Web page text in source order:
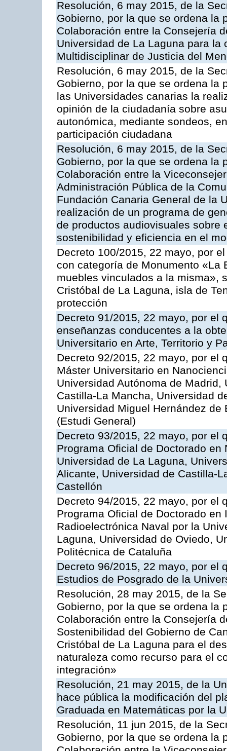
Resolución, 6 may 2015, de la
Gobierno, por la que se ordena la
Colaboración entre la Consejería
Universidad de La Laguna para
Multidisciplinar de Justicia del
Resolución, 6 may 2015, de la
Gobierno, por la que se ordena la
las Universidades canarias la
opinión de la ciudadanía sobre
autonómica, mediante sondeos,
participación ciudadana
Resolución, 6 may 2015, de la
Gobierno, por la que se ordena la
Colaboración entre la
Administración Pública de la
Fundación Canaria General de la
realización de un programa de
de productos audiovisuales sobre
sostenibilidad y eficiencia en el
Decreto 100/2015, 22 mayo, por
con categoría de Monumento «La
muebles vinculados a la misma»,
Cristóbal de La Laguna, isla de
protección
Decreto 91/2015, 22 mayo, por el
enseñanzas conducentes a la
Universitario en Arte, Territorio y
Decreto 92/2015, 22 mayo, por el
Máster Universitario en
Universidad Autónoma de
Castilla-La Mancha, Universidad
Universidad Miguel Hernández
(Estudi General)
Decreto 93/2015, 22 mayo, por el
Programa Oficial de Doctorado
Universidad de La Laguna,
Alicante, Universidad de Castilla-
Castellón
Decreto 94/2015, 22 mayo, por el
Programa Oficial de Doctorado
Radioelectrónica Naval por la
Laguna, Universidad de Oviedo,
Politécnica de Cataluña
Decreto 96/2015, 22 mayo, por el
Estudios de Posgrado de la
Resolución, 28 may 2015, de la
Gobierno, por la que se ordena la
Colaboración entre la Consejería
Sostenibilidad del Gobierno de
Cristóbal de La Laguna para el
naturaleza como recurso para el
integración»
Resolución, 21 may 2015, de la
hace pública la modificación del
Graduada en Matemáticas por la
Resolución, 11 jun 2015, de la
Gobierno, por la que se ordena la